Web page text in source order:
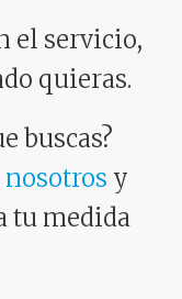
el servicio,
quieras.
buscas?
nosotros y
tu medida